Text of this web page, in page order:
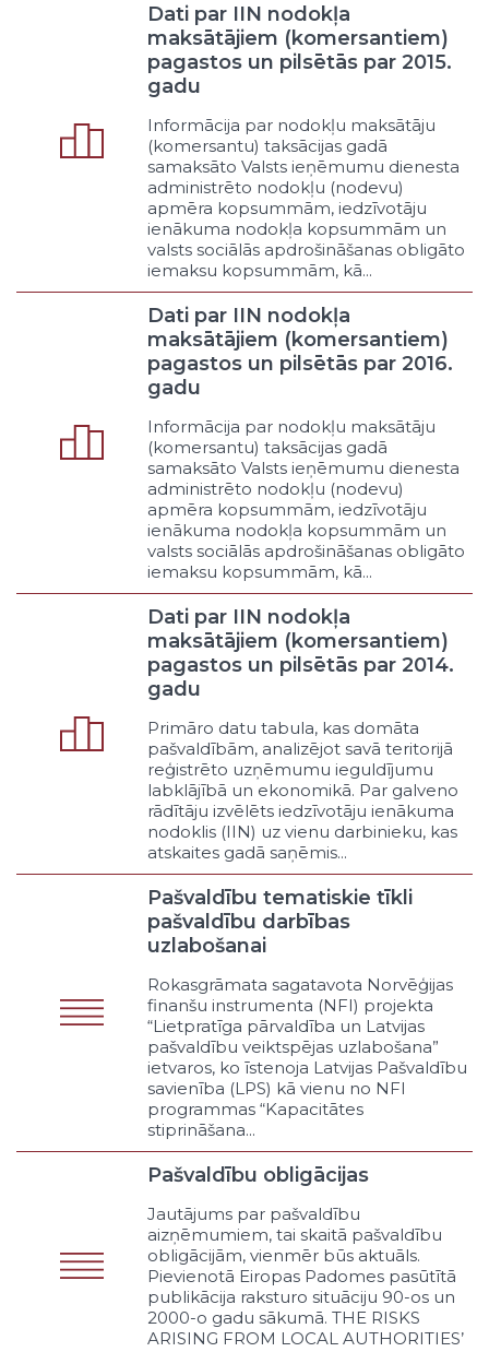
Pašvaldības vārdā
Latvijas Republikas vārdā
ES vārdā
Administrēšana
Normatīvā regulēšana
Novērošana
Saskaņošana vai atļaujas došana
Atbilstības apstiprināšana
Darbības pārtraukšana vai
noteiktas rīcības pieprasīšana
Sodīšana
Cits administrēšanas veids
Veicināšana
Cilvēkresursu pieejamība
Dabas resursu pieejamība
Publiskās infrastruktūras
pieejamība
Dotēšana, subsidēšana, nodokļu
un nodevu atlaides
Līdzdalība uzņēmumos vai
biedrībās
Privāto interešu lobēšana
Cits veicināšanas veids
Apsaimniekošana
Publiskās infrastruktūras
apsaimniekošana
Privātā īpašuma apsaimniekošana
Cits apsaimniekošanas veids
Uzņēmējdarbība
Uzņēmējdarbība nodrošinot
pašvaldības pakalpojumus
Uzņēmējdarbība īstenojot
administrēšanas funkcijas
Uzņēmējdarbība vairojot
pašvaldības resursus
Uzņēmējdarbība sniedzot sociālo
atbalstu
Cits pašvaldības uzņēmējdarbības
Informēšana
Atbalsta funkciju organizēšana
Budžeta un finanšu vadība
Grāmatvedība
Lietvedība
Juridiskais atbalsts
Informātikas atbalsts
Tehniskais atbalsts
Citas atbalsta funkcijas
Klasifikators – Pārvaldāmās nozares veids
Izglītība un zinātne
Pirmsskolas
Pamata
Dati par IIN nodokļa
maksātājiem (komersantiem)
pagastos un pilsētās par 2015.
gadu
Informācija par nodokļu maksātāju
(komersantu) taksācijas gadā
samaksāto Valsts ieņēmumu dienesta
administrēto nodokļu (nodevu)
apmēra kopsummām, iedzīvotāju
ienākuma nodokļa kopsummām un
valsts sociālās apdrošināšanas obligāto
iemaksu kopsummām, kā...
Dati par IIN nodokļa
maksātājiem (komersantiem)
pagastos un pilsētās par 2016.
gadu
Informācija par nodokļu maksātāju
(komersantu) taksācijas gadā
samaksāto Valsts ieņēmumu dienesta
administrēto nodokļu (nodevu)
apmēra kopsummām, iedzīvotāju
ienākuma nodokļa kopsummām un
valsts sociālās apdrošināšanas obligāto
iemaksu kopsummām, kā...
Dati par IIN nodokļa
maksātājiem (komersantiem)
pagastos un pilsētās par 2014.
gadu
Primāro datu tabula, kas domāta
pašvaldībām, analizējot savā teritorijā
reģistrēto uzņēmumu ieguldījumu
labklājībā un ekonomikā. Par galveno
rādītāju izvēlēts iedzīvotāju ienākuma
nodoklis (IIN) uz vienu darbinieku, kas
atskaites gadā saņēmis...
Pašvaldību tematiskie tīkli
pašvaldību darbības
uzlabošanai
Rokasgrāmata sagatavota Norvēģijas
finanšu instrumenta (NFI) projekta
“Lietpratīga pārvaldība un Latvijas
pašvaldību veiktspējas uzlabošana”
ietvaros, ko īstenoja Latvijas Pašvaldību
savienība (LPS) kā vienu no NFI
programmas “Kapacitātes
stiprināšana...
Pašvaldību obligācijas
Jautājums par pašvaldību
aizņēmumiem, tai skaitā pašvaldību
obligācijām, vienmēr būs aktuāls.
Pievienotā Eiropas Padomes pasūtītā
publikācija raksturo situāciju 90-os un
2000-o gadu sākumā. THE RISKS
ARISING FROM LOCAL AUTHORITIES’